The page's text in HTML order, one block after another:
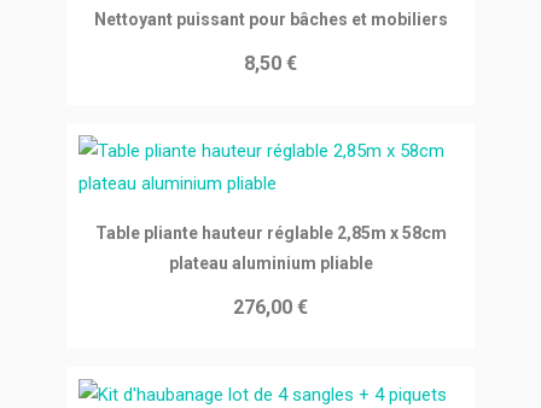
Ajouter au panier
Nettoyant puissant pour bâches et mobiliers
8,50 €
Ajouter au panier
Table pliante hauteur réglable 2,85m x 58cm
plateau aluminium pliable
276,00 €